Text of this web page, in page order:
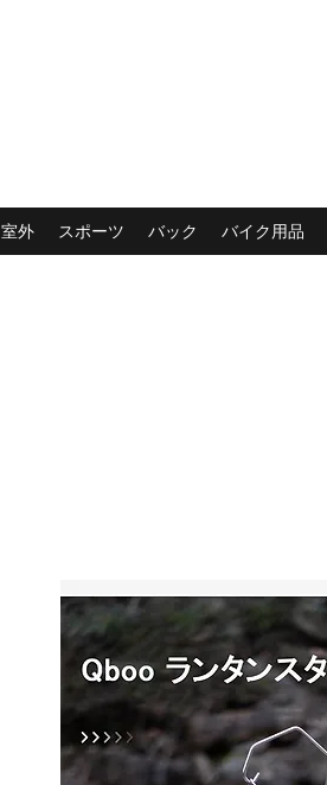
室外 スポーツ バック バイク用品